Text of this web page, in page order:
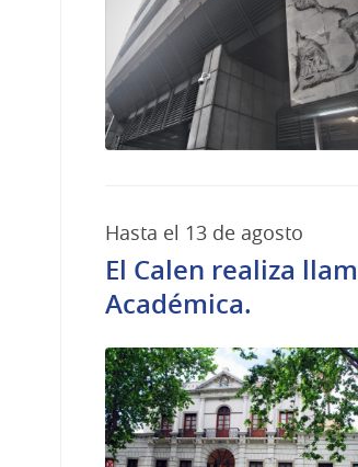
Hasta el 13 de agosto
El Calen realiza
Académica.